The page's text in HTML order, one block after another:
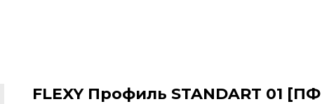
FLEXY Профиль STANDART 01